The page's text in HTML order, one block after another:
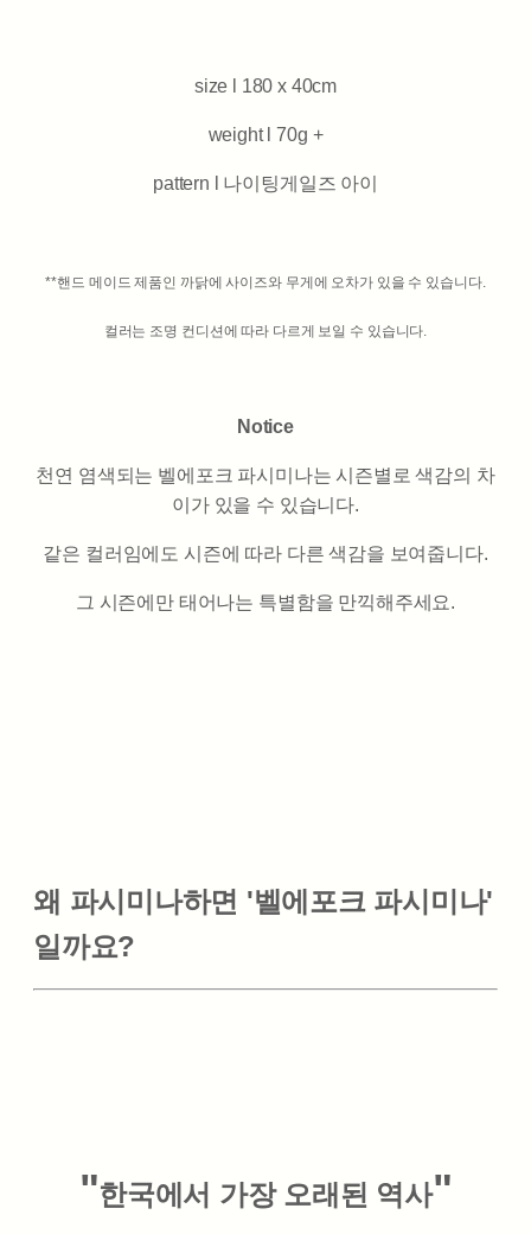
size l 180 x 40cm
weight l 70g +
pattern l 나이팅게일즈 아이
**핸드 메이드 제품인 까닭에 사이즈와 무게에 오차가 있을 수 있습니다.
컬러는 조명 컨디션에 따라 다르게 보일 수 있습니다.
Notice
천연 염색되는 벨에포크 파시미나는 시즌별로 색감의 차
이가 있을 수 있습니다.
같은 컬러임에도 시즌에 따라 다른 색감을 보여줍니다.
그 시즌에만 태어나는 특별함을 만끽해주세요.
왜 파시미나하면 '벨에포크 파시미나'
일까요?
"한국에서 가장 오래된 역사"